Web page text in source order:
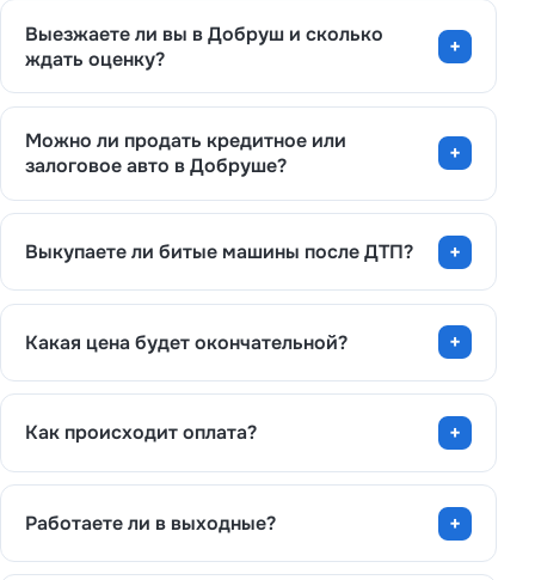
Выезжаете ли вы в Добруш и сколько
ждать оценку?
Можно ли продать кредитное или
залоговое авто в Добруше?
Выкупаете ли битые машины после ДТП?
Какая цена будет окончательной?
Как происходит оплата?
Работаете ли в выходные?